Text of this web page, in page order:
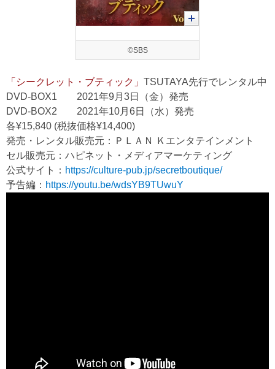
©SBS
「シークレット・ブティック」 TSUTAYA先行でレンタル中
DVD-BOX1 2021年9月3日（金）発売
DVD-BOX2 2021年10月6日（水）発売
各¥15,840 (税抜価格¥14,400)
発売・レンタル販売元：ＰＬＡＮ Ｋエンタテインメント
セル販売元：ハピネット・メディアマーケティング
公式サイト： https://culture-pub.jp/secretboutique/
予告編： https://youtu.be/wdsYB9TUwuY